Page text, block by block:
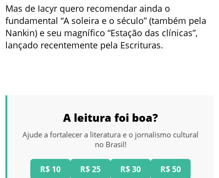
Mas de Iacyr quero recomendar ainda o
fundamental “A soleira e o século” (também pela
Nankin) e seu magnífico “Estação das clínicas”,
lançado recentemente pela Escrituras.
A leitura foi boa?
Ajude a fortalecer a literatura e o jornalismo cultural
no Brasil!
R$ 10 R$ 25 R$ 30 R$ 50